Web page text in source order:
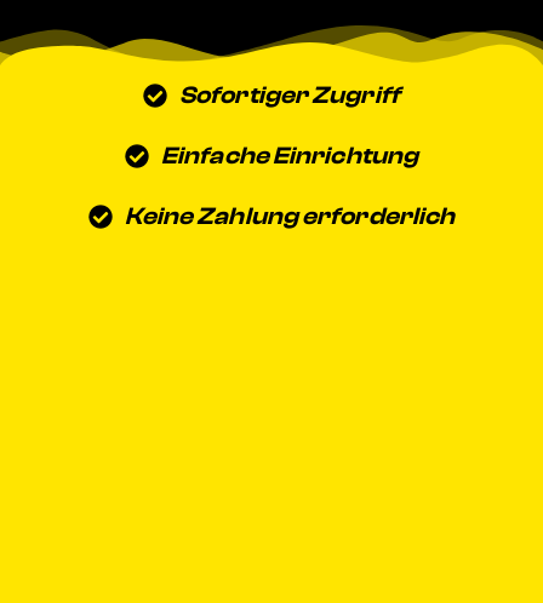
Sofortiger Zugriff
Einfache Einrichtung
Keine Zahlung erforderlich